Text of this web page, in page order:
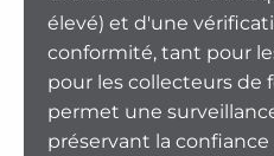
élevé) et d'une
conformité, tant pour
pour les collecteurs de
permet une
préservant la